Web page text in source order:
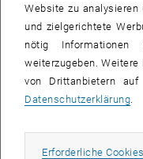
können der
Abwasserreinigung und
werden.
Insgesamt wurden drei
den Ressel-Preis
Rammerstorfer) beurteilt.
werden können
Website zu analysieren
und zielgerichtete
nötig
weiterzugeben.
von Drittanbietern
Datenschutzerklärung.
Erforderliche Cookies